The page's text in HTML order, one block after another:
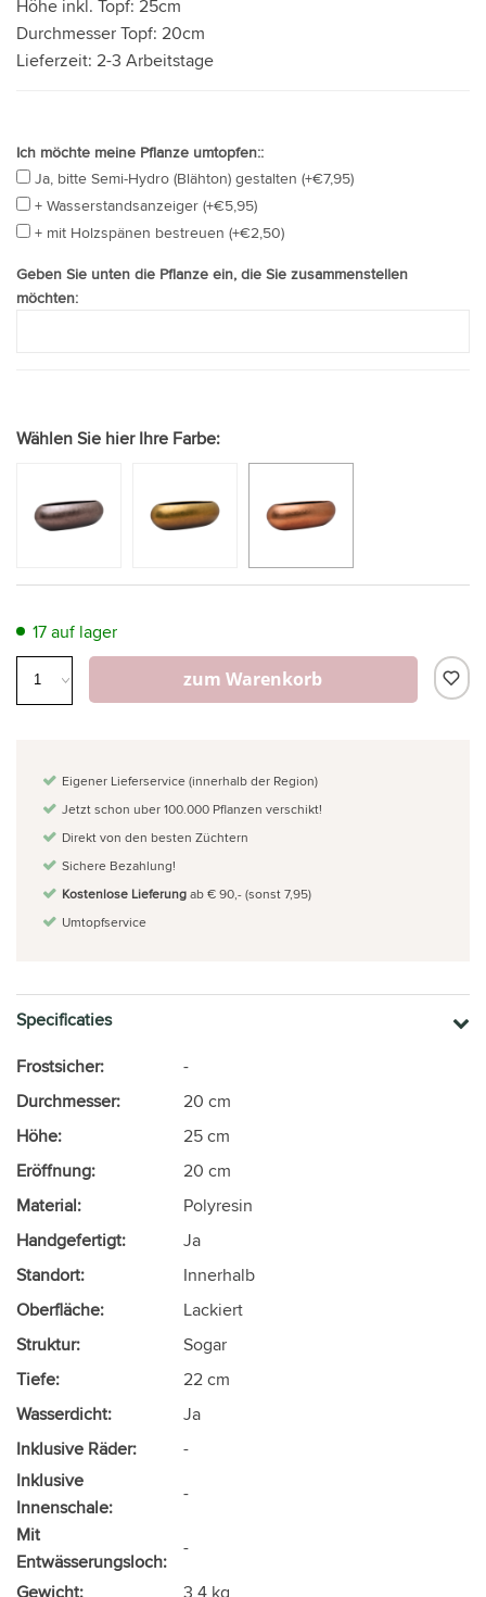
Höhe inkl. Topf: 25cm
Durchmesser Topf: 20cm
Lieferzeit: 2-3 Arbeitstage
Ich möchte meine Pflanze umtopfen::
Ja, bitte Semi-Hydro (Blähton) gestalten (+€7,95)
+ Wasserstandsanzeiger (+€5,95)
+ mit Holzspänen bestreuen (+€2,50)
Geben Sie unten die Pflanze ein, die Sie zusammenstellen
möchten:
Wählen Sie hier Ihre Farbe:
17 auf lager
zum Warenkorb
Eigener Lieferservice (innerhalb der Region)
Jetzt schon uber 100.000 Pflanzen verschikt!
Direkt von den besten Züchtern
Sichere Bezahlung!
Kostenlose Lieferungab € 90,- (sonst 7,95)
Umtopfservice
Specificaties
Frostsicher:
-
Durchmesser:
20 cm
Höhe:
25 cm
Eröffnung:
20 cm
Material:
Polyresin
Handgefertigt:
Ja
Standort:
Innerhalb
Oberfläche:
Lackiert
Struktur:
Sogar
Tiefe:
22 cm
Wasserdicht:
Ja
Inklusive Räder:
-
Inklusive
Innenschale:
-
Mit
Entwässerungsloch:
-
Gewicht:
3,4 kg